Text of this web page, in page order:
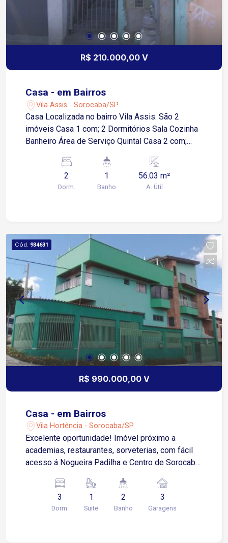
R$ 210.000,00 V
Casa - em Bairros
Vila Assis - Sorocaba/SP
Casa Localizada no bairro Vila Assis. São 2
imóveis Casa 1 com; 2 Dormitórios Sala Cozinha
Banheiro Área de Serviço Quintal Casa 2 com;
de Serviço Quintal O bairro Vila Assis é próximo a
diversos comércios e serviços essenciais, como
supermercados, escolas e hospitais.
2
Dorm.
1
Banho
56.03 m²
A. Útil
Cód. 934631
R$ 990.000,00 V
Casa - em Bairros
Vila Hortência - Sorocaba/SP
Excelente oportunidade! Imóvel próximo a
academias, restaurantes, sorveterias, com fácil
acesso á Nogueira Padilha e Centro de Sorocaba.
3 vagas de garagem cobertas com portão
eletrônico 1º Pavimento 2 quartos Sala de Estar
3
Dorm.
1
Suite
2
Banho
3
Garagens